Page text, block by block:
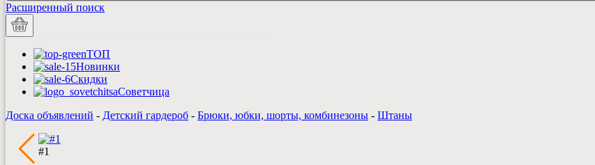
Расширенный поиск
ТОП
Новинки
Скидки
Советчица
Доска объявлений - Детский гардероб - Брюки, юбки, шорты, комбинезоны - Штаны
#1